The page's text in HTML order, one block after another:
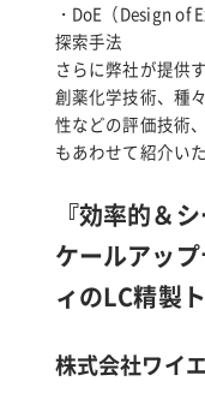
・DoE（Design of
探索手法
さらに弊社が提供
創薬化学技術、種
性などの評価技術
もあわせて紹介い
『効率的＆
ケールアッ
ィのLC精製
株式会社ワイ